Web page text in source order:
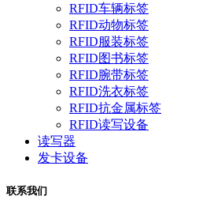
RFID车辆标签
RFID动物标签
RFID服装标签
RFID图书标签
RFID腕带标签
RFID洗衣标签
RFID抗金属标签
RFID读写设备
读写器
发卡设备
联系我们